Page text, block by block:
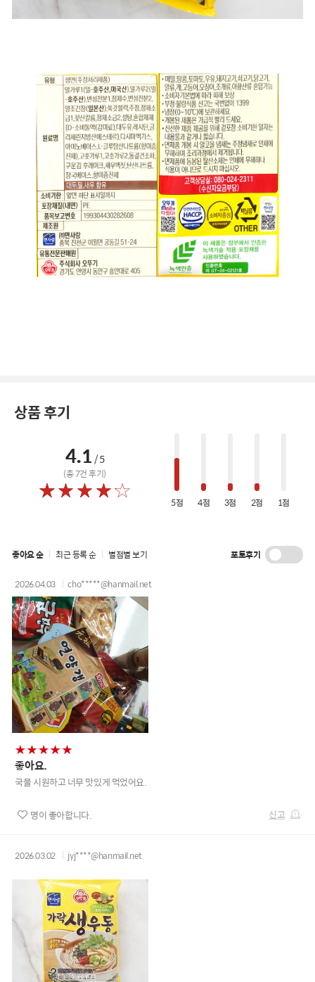
상품 후기
4.1/ 5
(총7건 후기)
5점 4점 3점 2점 1점
좋아요 순 최근 등록 순 별점별 보기 포토후기
2026.04.03 cho*****@hanmail.net
좋아요.
국물 시원하고 너무 맛있게 먹었어요.
명이 좋아합니다. 신고
2026.03.02 jyj****@hanmail.net